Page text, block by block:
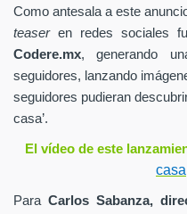
Como antesala a este
teaseren redes sociales
Codere.mx,
generando
seguidores, lanzando
seguidores pudieran
casa’.
El vídeo de este
ParaCarlos Sabanza,